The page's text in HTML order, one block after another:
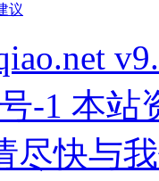
议
-1 本
尽快与